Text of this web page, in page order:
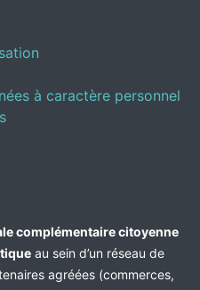
à caractère personnel
complémentaire citoyenne
au sein d’un réseau de
agréées (commerces,